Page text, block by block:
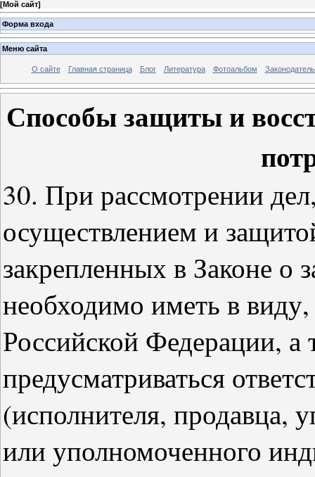
[Мой сайт]
Форма входа
Меню сайта
О сайте Главная страница Блог Литература Фотоальбом
Способы защиты и
30. При рассмотрении
осуществлением и
закрепленных в Законе о
необходимо иметь в виду,
Российской Федерации,
предусматриваться
(исполнителя, продавца,
или уполномоченного